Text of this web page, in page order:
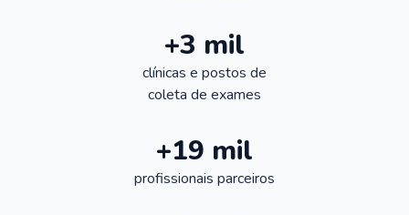
+3 mil
clínicas e postos de
coleta de exames
+19 mil
profissionais parceiros